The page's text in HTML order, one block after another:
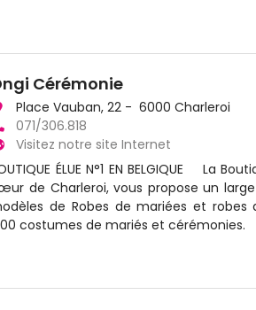
Cérémonie
Place Vauban, 22 - 6000 Charleroi
071/306.818
Visitez notre site Internet
ÉLUE N°1 EN BELGIQUE La
de Charleroi, vous propose un
de Robes de mariées et
costumes de mariés et cérémonies.